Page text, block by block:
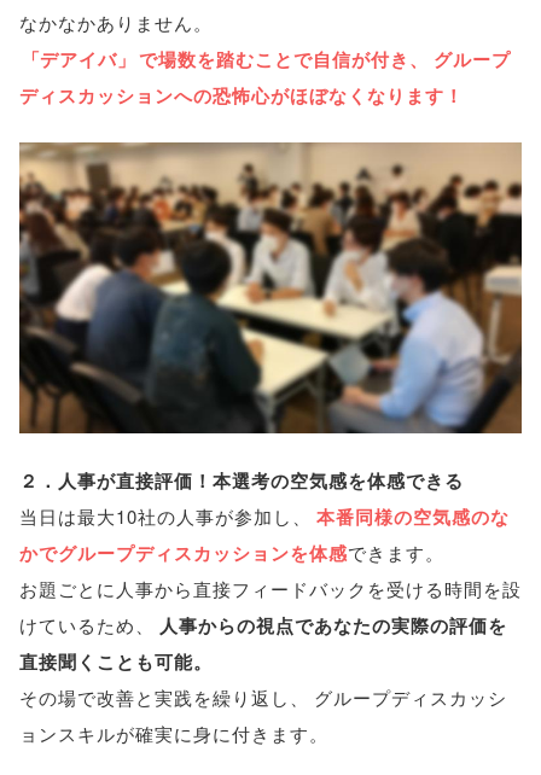
なかなかありません。
「デアイバ 」 で場数を踏むことで自信が付き、
グループ
ディスカッションへの恐怖心がほぼなくなります！
２．人事が直接評価！本選考の空気感を体感できる
当日は最大10社の人事が参加し 、
本番同様の空気感のな
かでグループディスカッションを体感できます。
お題ごとに人事から直接フィードバックを受ける時間を設
けているため、
人事からの視点であなたの実際の評価を
直接聞くことも可能。
その場で改善と実践を繰り返し 、
グループディスカッシ
ョンスキルが確実に身に付きます。